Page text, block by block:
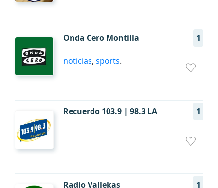
Onda Cero Montilla 1
noticias, sports.
Recuerdo 103.9 | 98.3 LA 1
Radio Vallekas
1